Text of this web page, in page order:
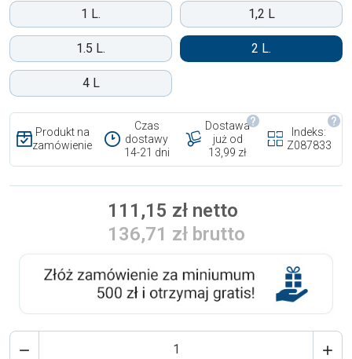
1 L.
1,2 L
1.5 L. 2 L.
4 L
Produkt na
zamówienie
Czas
dostawy
14-21 dni
Dostawa
już od
13,99 zł
Indeks:
Z087833
111,15 zł netto
136,71 zł brutto
 